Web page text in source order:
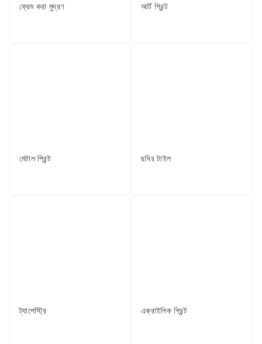
ফ্রেম করা মুদ্রণ আর্ট প্রিন্ট
মেটাল প্রিন্ট ছবির টাইল
ট্যাপেস্ট্রি এক্রাইলিক প্রিন্ট